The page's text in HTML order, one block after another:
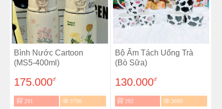
Bình Nước Cartoon
(MS5-400ml)
175.000đ
291 3798
Bộ Ấm Tách Uống Trà
(Bò Sữa)
130.000đ
292 3680